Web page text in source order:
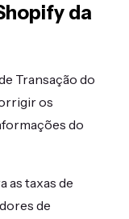
da
Transação do
os
do
as taxas de
de